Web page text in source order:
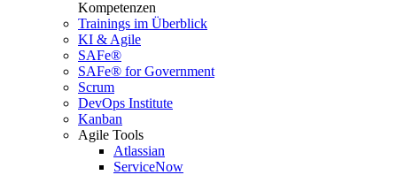
Kompetenzen
Trainings im Überblick
KI & Agile
SAFe®
SAFe® for Government
Scrum
DevOps Institute
Kanban
Agile Tools
Atlassian
ServiceNow